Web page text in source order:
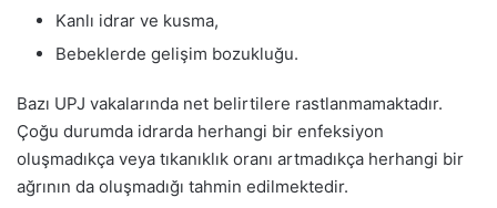
Kanlı idrar ve kusma,
Bebeklerde gelişim bozukluğu.
Bazı UPJ vakalarında net belirtilere rastlanmamaktadır.
Çoğu durumda idrarda herhangi bir enfeksiyon
oluşmadıkça veya tıkanıklık oranı artmadıkça herhangi bir
ağrının da oluşmadığı tahmin edilmektedir.